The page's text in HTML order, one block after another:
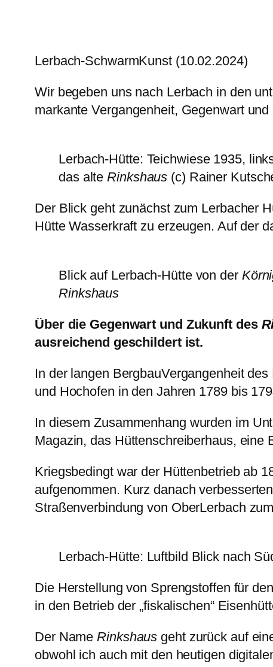
Lerbach-SchwarmKunst (10.02.2024)
Wir begeben uns nach Lerbach in den
markante Vergangenheit, Gegenwart
Lerbach-Hütte: Teichwiese 1935,
das alteRinkshaus (c) Rainer
Der Blick geht zunächst zum Lerbacher
Hütte Wasserkraft zu erzeugen. Auf der
Blick auf Lerbach-Hütte von der
Rinkshaus
Über die Gegenwart und Zukunft des
ausreichend geschildert ist.
In der langen BergbauVergangenheit
und Hochofen in den Jahren 1789 bis
In diesem Zusammenhang wurden im
Magazin, das Hüttenschreiberhaus, eine
Kriegsbedingt war der Hüttenbetrieb ab
aufgenommen. Kurz danach
Straßenverbindung von OberLerbach
Lerbach-Hütte: Luftbild Blick nach
Die Herstellung von Sprengstoffen für
in den Betrieb der „fiskalischen“
Der NameRinkshaus geht zurück auf
obwohl ich auch mit den heutigen